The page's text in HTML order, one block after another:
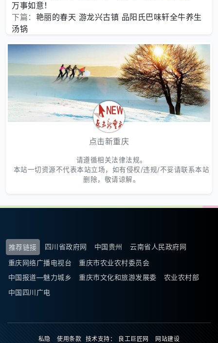
万事如意！
下篇： 艳丽的春天 游龙兴古镇 品阳氏巴味轩全牛养生
汤锅
点击新重庆
请遵循相关法律法规。
本站一切资源不代表本站立场，如有侵权/违规/不妥请联系本站
删除，敬请谅解。
推荐链接 四川省政府网 中国贵州
云南省人民政府网
重庆网络广播电视台
重庆市农业农村委员会
中国报道—魅力城乡
重庆市文化和旅游发展委
农业农村部
中国四川广电
私隐 使用条款 技术支持： 良工巨匠网 网站建设